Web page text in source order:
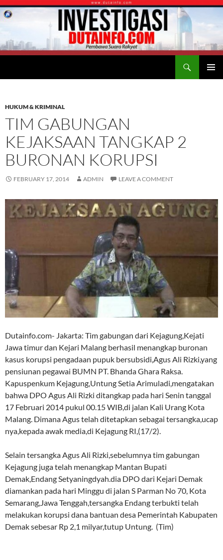
HUKUM & KRIMINAL
TIM GABUNGAN
KEJAKSAAN TANGKAP 2
BURONAN KORUPSI
FEBRUARY 17, 2014 ADMIN LEAVE A COMMENT
Dutainfo.com- Jakarta: Tim gabungan dari Kejagung,Kejati
Jawa timur dan Kejari Malang berhasil menangkap buronan
kasus korupsi pengadaan pupuk bersubsidi,Agus Ali Rizki,yang
pensiunan pegawai BUMN PT. Bhanda Ghara Raksa.
Kapuspenkum Kejagung,Untung Setia Arimuladi,mengatakan
bahwa DPO Agus Ali Rizki ditangkap pada hari Senin tanggal
17 Februari 2014 pukul 00.15 WIB,di jalan Kali Urang Kota
Malang. Dimana Agus telah ditetapkan sebagai tersangka,ucap
nya,kepada awak media,di Kejagung RI,(17/2).
Selain tersangka Agus Ali Rizki,sebelumnya tim gabungan
Kejagung juga telah menangkap Mantan Bupati
Demak,Endang Setyaningdyah.dia DPO dari Kejari Demak
diamankan pada hari Minggu di jalan S Parman No 70, Kota
Semarang,Jawa Tenggah,tersangka Endang terbukti telah
melakukan korupsi dana bantuan desa Pemerintah Kabupaten
Demak sebesar Rp 2,1 milyar,tutup Untung. (Tim)